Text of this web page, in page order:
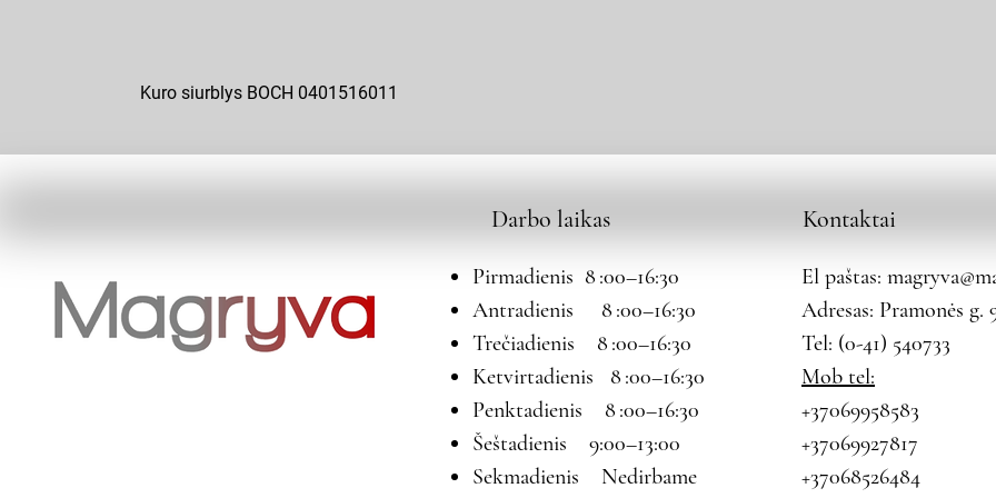
Kuro siurblys BOCH 0401516011
Darbo laikas
Pirmadienis 8 :00–16:30
Antradienis 8 :00–16:30
Trečiadienis 8 :00–16:30
Ketvirtadienis 8 :00–16:30
Penktadienis 8 :00–16:30
Šeštadienis 9:00–13:00
Sekmadienis Nedirbame
Kontaktai
El paštas:
Adresas: Pramonės g.
Tel: (0-41) 540733
Mob tel:
+37069958583
+37069927817
+37068526484